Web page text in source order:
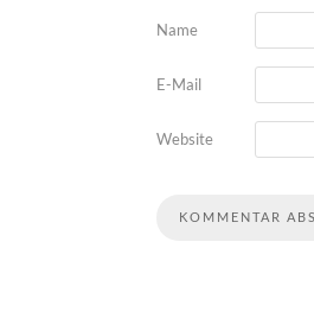
Name
E-Mail
Website